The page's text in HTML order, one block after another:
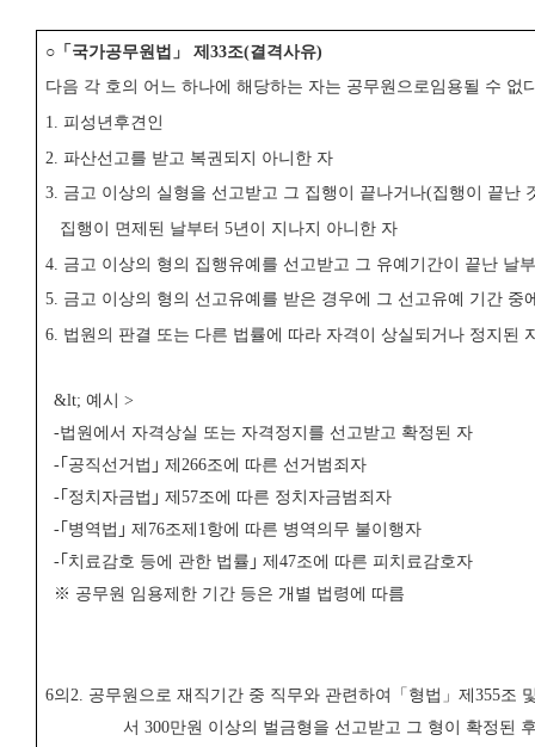
○「국가공무원법 」 제 33조(결격사유)
다음 각 호의 어느 하나에 해당하는 자는 공무원으로임용될 수 없
1. 피성년후견인
2. 파산선고를 받고 복권되지 아니한 자
3. 금고 이상의 실형을 선고받고 그 집행이 끝나거나(집행이 끝난
집행이 면제된 날부터 5년이 지나지 아니한 자
4. 금고 이상의 형의 집행유예를 선고받고 그 유예기간이 끝난 날
5. 금고 이상의 형의 선고유예를 받은 경우에 그 선고유예 기간 중
6. 법원의 판결 또는 다른 법률에 따라 자격이 상실되거나 정지된
&lt; 예시 >
-법원에서 자격상실 또는 자격정지를 선고받고 확정된 자
-｢ 공직선거법 ｣ 제 266조에 따른 선거범죄자
-｢ 정치자금법 ｣ 제 57조에 따른 정치자금범죄자
-｢ 병역법 ｣ 제 76조제 1 항에 따른 병역의무 불이행자
-｢ 치료감호 등에 관한 법률 ｣ 제 47조에 따른 피치료감호자
※ 공무원 임용제한 기간 등은 개별 법령에 따름
6의 2. 공무원으로 재직기간 중 직무와 관련하여 「 형법 」 제355조
서 300만원 이상의 벌금형을 선고받고 그 형이 확정된